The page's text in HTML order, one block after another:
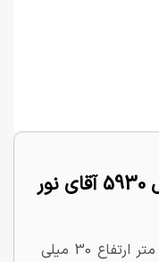
توان 48 وات ابعاد رویه 59 میلی متر ارتفاع 30 میلی